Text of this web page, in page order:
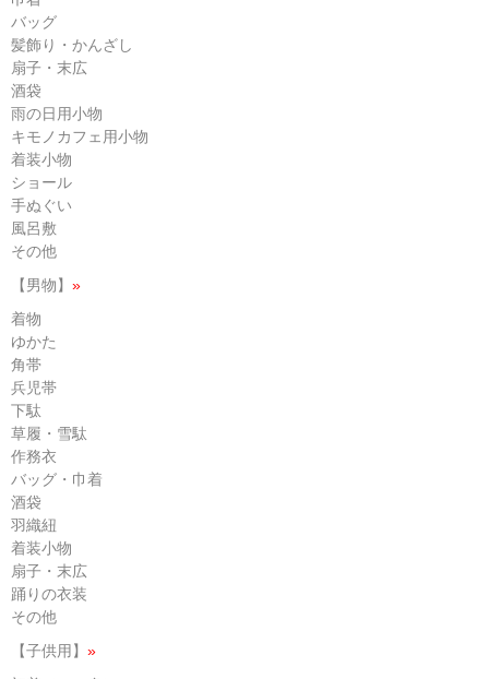
バッグ
髪飾り・かんざし
扇子・末広
酒袋
雨の日用小物
キモノカフェ用小物
着装小物
ショール
手ぬぐい
風呂敷
その他
【男物】 »
着物
ゆかた
角帯
兵児帯
下駄
草履・雪駄
作務衣
バッグ・巾着
酒袋
羽織紐
着装小物
扇子・末広
踊りの衣装
その他
【子供用】 »